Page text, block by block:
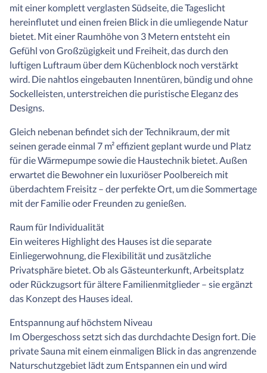
mit einer komplett verglasten Südseite, die Tageslicht
hereinflutet und einen freien Blick in die umliegende Natur
bietet. Mit einer Raumhöhe von 3 Metern entsteht ein
Gefühl von Großzügigkeit und Freiheit, das durch den
luftigen Luftraum über dem Küchenblock noch verstärkt
wird. Die nahtlos eingebauten Innentüren, bündig und ohne
Sockelleisten, unterstreichen die puristische Eleganz des
Designs.
Gleich nebenan befindet sich der Technikraum, der mit
seinen gerade einmal 7 m² effizient geplant wurde und Platz
für die Wärmepumpe sowie die Haustechnik bietet. Außen
erwartet die Bewohner ein luxuriöser Poolbereich mit
überdachtem Freisitz – der perfekte Ort, um die Sommertage
mit der Familie oder Freunden zu genießen.
Raum für Individualität
Ein weiteres Highlight des Hauses ist die separate
Einliegerwohnung, die Flexibilität und zusätzliche
Privatsphäre bietet. Ob als Gästeunterkunft, Arbeitsplatz
oder Rückzugsort für ältere Familienmitglieder – sie ergänzt
das Konzept des Hauses ideal.
Entspannung auf höchstem Niveau
Im Obergeschoss setzt sich das durchdachte Design fort. Die
private Sauna mit einem einmaligen Blick in das angrenzende
Naturschutzgebiet lädt zum Entspannen ein und wird